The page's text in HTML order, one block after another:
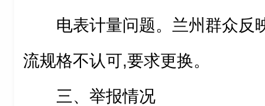
电表计量问题。兰州群众反
流规格不认可,要求更换。
三、举报情况